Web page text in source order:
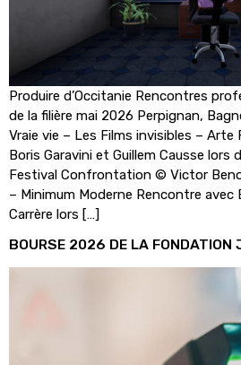
Produire d’Occitanie Rencontres
de la filière mai 2026 Perpignan,
Vraie vie – Les Films invisibles –
Boris Garavini et Guillem Causse lors
Festival Confrontation © Victor
– Minimum Moderne Rencontre
Carrère lors […]
BOURSE 2026 DE LA FONDATION